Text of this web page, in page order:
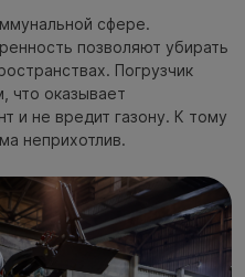
сфере.
позволяют убирать
Погрузчик
что оказывает
и не вредит газону. К тому
неприхотлив.